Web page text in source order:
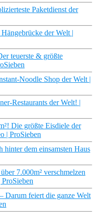
Paketdienst der
der Welt |
teuerste & größte
Noodle Shop der Welt |
Restaurants der Welt! |
Die größte Eisdiele der
| ProSieben
hinter dem einsamsten Haus
7.000m² verschmelzen
Darum feiert die ganze Welt